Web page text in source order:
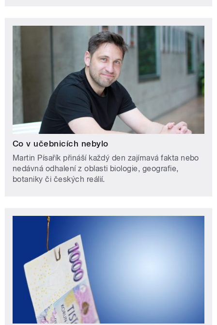
Co v učebnicích nebylo
Martin Písařík přináší každý den zajímavá fakta nebo
nedávná odhalení z oblasti biologie, geografie,
botaniky či českých reálií.